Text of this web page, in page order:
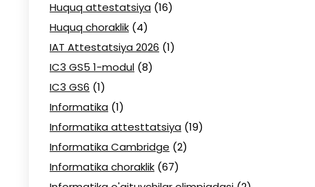
Huquq attestatsiya (16)
Huquq choraklik (4)
IAT Attestatsiya 2026 (1)
IC3 GS5 1-modul (8)
IC3 GS6 (1)
Informatika (1)
Informatika attesttatsiya (19)
Informatika Cambridge (2)
Informatika choraklik (67)